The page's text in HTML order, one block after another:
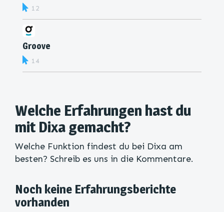
12
Groove
14
Welche Erfahrungen hast du
mit Dixa gemacht?
Welche Funktion findest du bei Dixa am
besten? Schreib es uns in die Kommentare.
Noch keine Erfahrungsberichte
vorhanden